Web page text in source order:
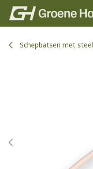
Overslaan naar inhoud
Schepbatsen met steel